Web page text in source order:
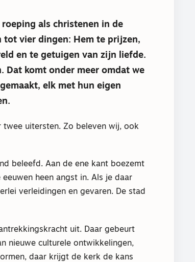
als christenen in de
tot vier dingen: Hem te prijzen,
en te getuigen van zijn liefde.
Dat komt onder meer omdat we
elk met hun eigen
uitersten. Zo beleven wij, ook
beleefd. Aan de ene kant boezemt
heen angst in. Als je daar
verleidingen en gevaren. De stad
uit. Daar gebeurt
nieuwe culturele ontwikkelingen,
daar krijgt de kerk de kans